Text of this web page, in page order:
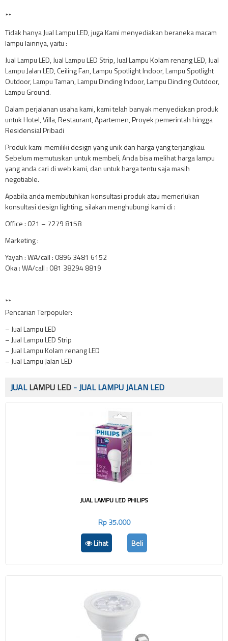
**
Tidak hanya Jual Lampu LED, juga Kami menyediakan beraneka macam
lampu lainnya, yaitu :
Jual Lampu LED, Jual Lampu LED Strip, Jual Lampu Kolam renang LED, Jual
Lampu Jalan LED, Ceiling Fan, Lampu Spotlight Indoor, Lampu Spotlight
Outdoor, Lampu Taman, Lampu Dinding Indoor, Lampu Dinding Outdoor,
Lampu Ground.
Dalam perjalanan usaha kami, kami telah banyak menyediakan produk
untuk Hotel, Villa, Restaurant, Apartemen, Proyek pemerintah hingga
Residensial Pribadi
Produk kami memiliki design yang unik dan harga yang terjangkau.
Sebelum memutuskan untuk membeli, Anda bisa melihat harga lampu
yang anda cari di web kami, dan untuk harga tentu saja masih
negotiable.
Apabila anda membutuhkan konsultasi produk atau memerlukan
konsultasi design lighting, silakan menghubungi kami di :
Office : 021 – 7279 8158
Marketing :
Yayah : WA/call : 0896 3481 6152
Oka : WA/call : 081 38294 8819
**
Pencarian Terpopuler:
– Jual Lampu LED
– Jual Lampu LED Strip
– Jual Lampu Kolam renang LED
– Jual Lampu Jalan LED
JUALLAMPU LED - JUAL LAMPU JALAN LED
JUAL LAMPU LED PHILIPS
Rp 35.000
Lihat
Beli